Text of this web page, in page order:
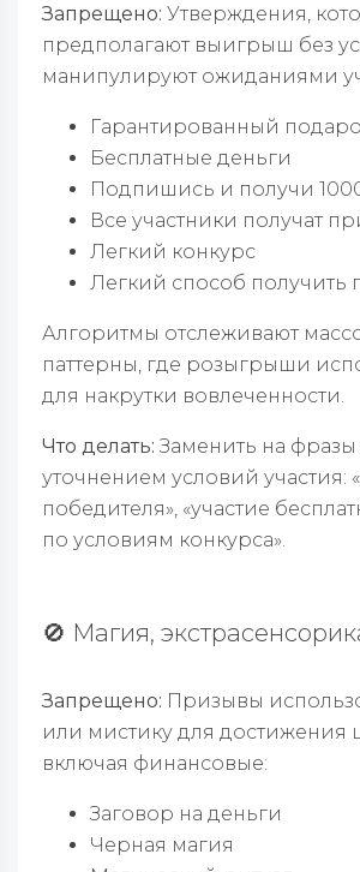
Запрещено: Утверждения,
предполагают выигрыш без
манипулируют ожиданиями
Гарантированный
Бесплатные деньги
Подпишись и получи
Все участники получат
Легкий конкурс
Легкий способ получить
Алгоритмы отслеживают
паттерны, где розыгрыши
для накрутки вовлеченности.
Что делать:Заменить на фразы
уточнением условий участия:
победителя», «участие
по условиям конкурса».
🚫 Магия,
Запрещено: Призывы
или мистику для достижения
включая финансовые:
Заговор на деньги
Черная магия